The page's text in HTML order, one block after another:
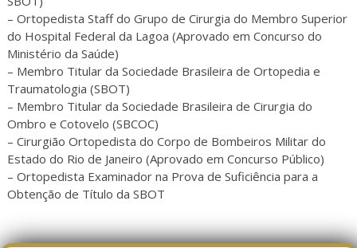
– Ortopedista Staff do Grupo de Cirurgia do Membro Superior
do Hospital Federal da Lagoa (Aprovado em Concurso do
Ministério da Saúde)
– Membro Titular da Sociedade Brasileira de Ortopedia e
Traumatologia (SBOT)
– Membro Titular da Sociedade Brasileira de Cirurgia do
Ombro e Cotovelo (SBCOC)
– Cirurgião Ortopedista do Corpo de Bombeiros Militar do
Estado do Rio de Janeiro (Aprovado em Concurso Público)
– Ortopedista Examinador na Prova de Suficiência para a
Obtenção de Título da SBOT